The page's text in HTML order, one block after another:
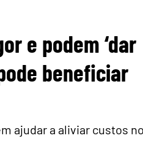
e podem ‘dar
beneficiar
ajudar a aliviar custos